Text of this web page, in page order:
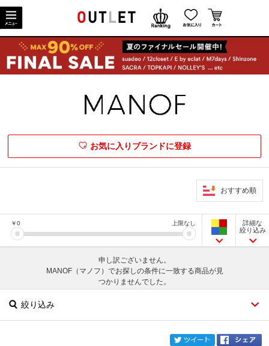
お気に入りブランドに登録
おすすめ順
￥0 上限なし
詳細な
絞り込み
申し訳ございません。
MANOF（マノフ）でお探しの条件に一致する商品が見
つかりませんでした。
絞り込み